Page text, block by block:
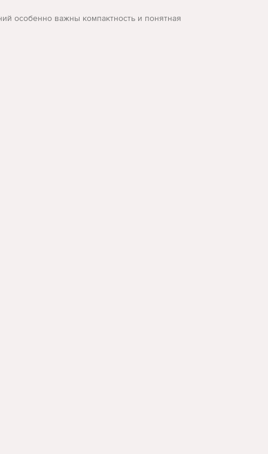
особенно важны компактность и понятная